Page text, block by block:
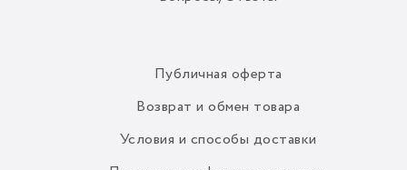
Публичная оферта
Возврат и обмен товара
Условия и способы доставки